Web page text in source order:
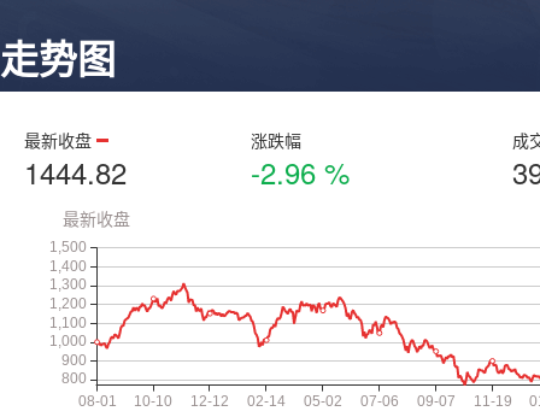
走势图
最新收盘
1444.82
涨跌幅
-2.96 %
成